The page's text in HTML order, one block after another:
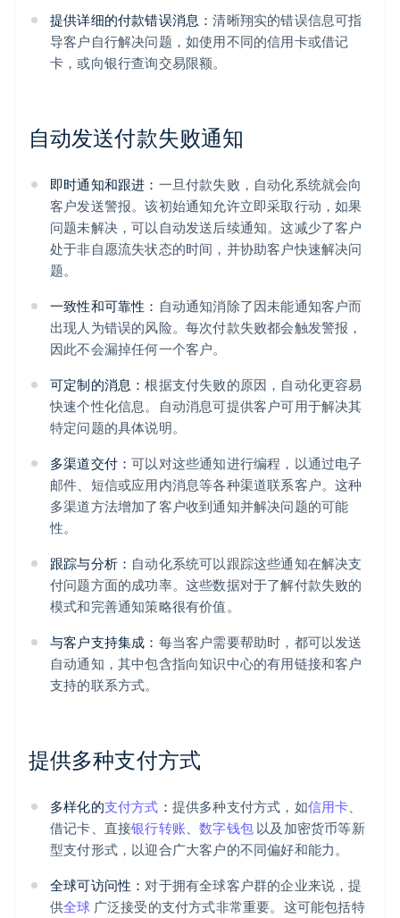
提供详细的付款错误消息：清晰翔实的错误信息可指
导客户自行解决问题，如使用不同的信用卡或借记
卡，或向银行查询交易限额。
自动发送付款失败通知
即时通知和跟进： 一旦付款失败，自动化系统就会向
客户发送警报。该初始通知允许立即采取行动，如果
问题未解决，可以自动发送后续通知。这减少了客户
处于非自愿流失状态的时间，并协助客户快速解决问
题。
一致性和可靠性： 自动通知消除了因未能通知客户而
出现人为错误的风险。每次付款失败都会触发警报，
因此不会漏掉任何一个客户。
可定制的消息：根据支付失败的原因，自动化更容易
快速个性化信息。自动消息可提供客户可用于解决其
特定问题的具体说明。
多渠道交付：可以对这些通知进行编程，以通过电子
邮件、短信或应用内消息等各种渠道联系客户。这种
多渠道方法增加了客户收到通知并解决问题的可能
性。
跟踪与分析： 自动化系统可以跟踪这些通知在解决支
付问题方面的成功率。这些数据对于了解付款失败的
模式和完善通知策略很有价值。
与客户支持集成： 每当客户需要帮助时，都可以发送
自动通知，其中包含指向知识中心的有用链接和客户
支持的联系方式。
提供多种支付方式
多样化的支付方式 ： 提供多种支付方式，如信用卡、
借记卡、直接银行转账、数字钱包 以及加密货币等新
型支付形式，以迎合广大客户的不同偏好和能力。
全球可访问性：对于拥有全球客户群的企业来说，提
供全球 广泛接受的支付方式非常重要。这可能包括特